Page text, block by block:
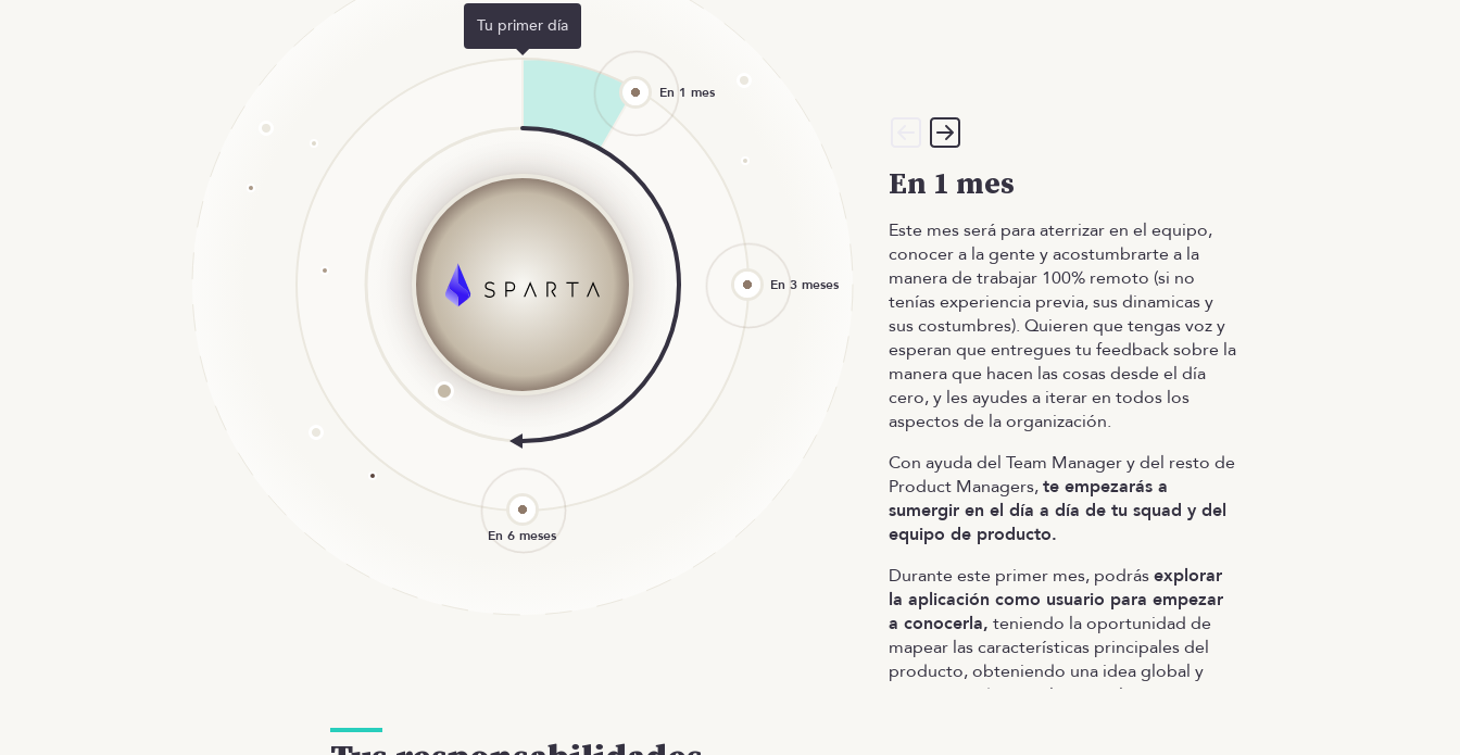
Tu primer día
En 1 mes
Este mes será para aterrizar en el equipo,
conocer a la gente y acostumbrarte a la
manera de trabajar 100% remoto (si no
tenías experiencia previa, sus dinamicas y
sus costumbres). Quieren que tengas voz y
esperan que entregues tu feedback sobre la
manera que hacen las cosas desde el día
cero, y les ayudes a iterar en todos los
aspectos de la organización.
Con ayuda del Team Manager y del resto de
Product Managers,te empezarás a
sumergir en el día a día de tu squad y del
equipo de producto.
Durante este primer mes, podrásexplorar
la aplicación como usuario para empezar
a conocerla, teniendo la oportunidad de
mapear las características principales del
producto, obteniendo una idea global y
compartiendo con el equipo las cosas que